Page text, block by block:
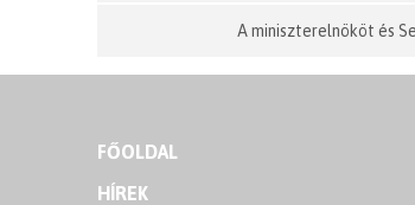
A miniszterelnököt és
FŐOLDAL
HÍREK